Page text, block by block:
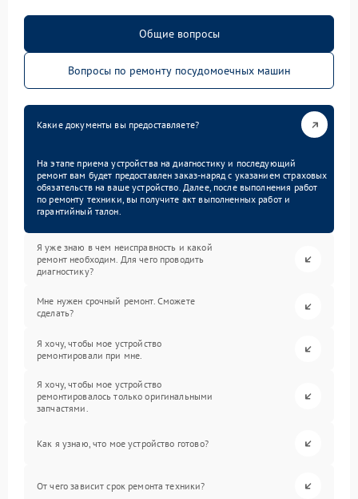
Общие вопросы
Вопросы по ремонту посудомоечных машин
Какие документы вы предоставляете?
На этапе приема устройства на диагностику и последующий
ремонт вам будет предоставлен заказ-наряд с указанием страховых
обязательств на ваше устройство. Далее, после выполнения работ
по ремонту техники, вы получите акт выполненных работ и
гарантийный талон.
Я уже знаю в чем неисправность и какой
ремонт необходим. Для чего проводить
диагностику?
Мне нужен срочный ремонт. Сможете
сделать?
Я хочу, чтобы мое устройство
ремонтировали при мне.
Я хочу, чтобы мое устройство
ремонтировалось только оригинальными
запчастями.
Как я узнаю, что мое устройство готово?
От чего зависит срок ремонта техники?